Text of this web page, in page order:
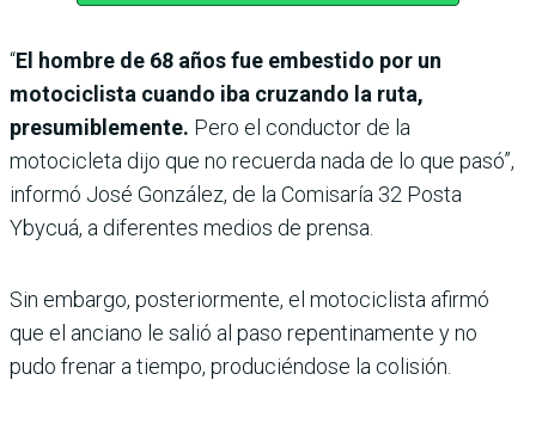
“El hombre de 68 años fue embestido por un
motociclista cuando iba cruzando la ruta,
presumiblemente. Pero el conductor de la
motocicleta dijo que no recuerda nada de lo que pasó”,
informó José González, de la Comisaría 32 Posta
Ybycuá, a diferentes medios de prensa.
Sin embargo, posteriormente, el motociclista afirmó
que el anciano le salió al paso repentinamente y no
pudo frenar a tiempo, produciéndose la colisión.